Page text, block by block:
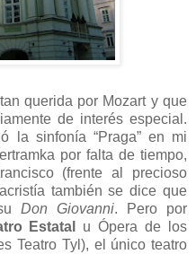
querida por Mozart y que
de interés especial.
la sinfonía “Praga” en mi
por falta de tiempo,
(frente al precioso
también se dice que
Don Giovanni. Pero por
Estatal
u Ópera de los
Teatro Tyl), el único teatro